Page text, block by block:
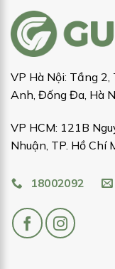
VP Hà Nội: Tầng 2,
Anh, Đống Đa, Hà
VP HCM: 121B
Nhuận, TP. Hồ Chí
18002092